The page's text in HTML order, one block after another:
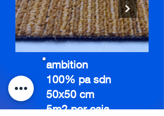
ambition
100% pa sdn
50x50 cm
5m2 por caja